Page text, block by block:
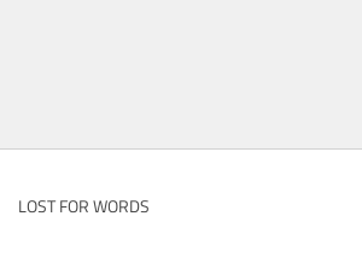
LOST FOR WORDS